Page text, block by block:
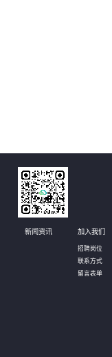
新闻资讯 加入我们
招聘岗位
联系方式
留言表单